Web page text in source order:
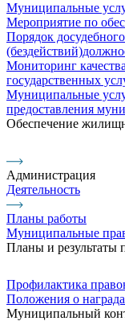
Муниципальные
Мероприятие по
Порядок
Мониторинг
государственных
Муниципальные
предоставления
Обеспечение
Администрация
Деятельность
Планы работы
Муниципальные
Планы и результаты
Профилактика
Положения о
Муниципальный